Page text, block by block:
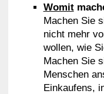
Womit
Machen Sie
nicht mehr
wollen, wie
Machen Sie
Menschen
Einkaufens,